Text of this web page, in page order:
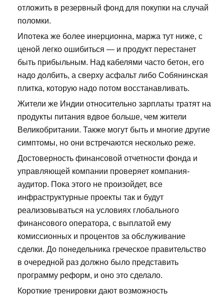
отложить в резервный фонд для покупки на случай
поломки.
Ипотека же более инерционна, маржа тут ниже, с
ценой легко ошибиться — и продукт перестанет
быть прибыльным. Над кабелями часто бетон, его
надо долбить, а сверху асфальт либо Собянинская
плитка, которую надо потом восстанавливать.
Жители же Индии относительно зарплаты тратят на
продукты питания вдвое больше, чем жители
Великобритании. Также могут быть и многие другие
симптомы, но они встречаются несколько реже.
Достоверность финансовой отчетности фонда и
управляющей компании проверяет компания-
аудитор. Пока этого не произойдет, все
инфраструктурные проекты так и будут
реализовываться на условиях глобального
финансового оператора, с выплатой ему
комиссионных и процентов за обслуживание
сделки. До понедельника греческое правительство
в очередной раз должно было представить
программу реформ, и оно это сделало.
Короткие тренировки дают возможность